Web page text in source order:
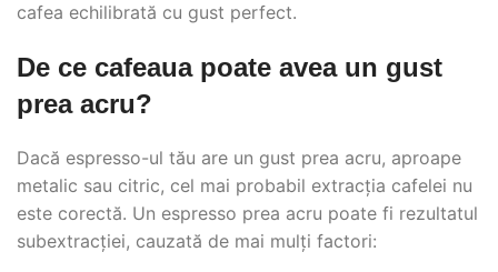
cafea echilibrată cu gust perfect.
De ce cafeaua poate avea un gust
prea acru?
Dacă espresso-ul tău are un gust prea acru, aproape
metalic sau citric, cel mai probabil extracția cafelei nu
este corectă. Un espresso prea acru poate fi rezultatul
subextracției, cauzată de mai mulți factori: